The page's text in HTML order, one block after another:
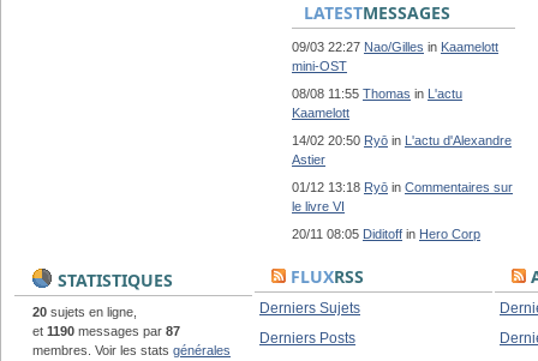
LATESTMESSAGES
09/03 22:27 Nao/Gilles in Kaamelott
mini-OST
08/08 11:55 Thomas in L'actu
Kaamelott
14/02 20:50 Ryō in L'actu d'Alexandre
Astier
01/12 13:18 Ryō in Commentaires sur
le livre VI
20/11 08:05 Diditoff in Hero Corp
STATISTIQUES
20 sujets en ligne,
et 1190 messages par 87
membres. Voir les stats générales
FLUXRSS
Derniers Sujets
Derniers Posts